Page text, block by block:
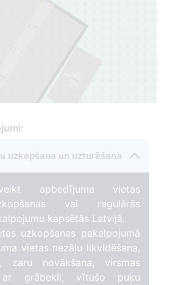
uzkopšana un uzturēšana
apbedījuma vietas
vai regulārās
kapsētās Latvijā.
uzkopšanas pakalpojumā
vietas nezāļu likvidēšana,
zaru novākšana, virsmas
ar grābekli, vītušo puķu